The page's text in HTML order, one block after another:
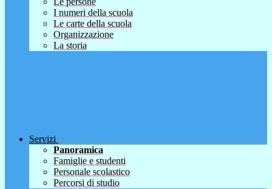
I numeri della scuola
Le carte della scuola
Organizzazione
La storia
Servizi
Panoramica
Famiglie e studenti
Personale scolastico
Percorsi di studio